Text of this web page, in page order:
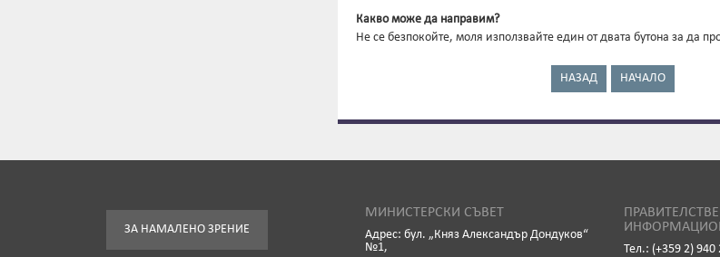
Какво може да направим?
Не се безпокойте, моля използвайте един от двата бутона за да
НАЗАД НАЧАЛО
ЗА НАМАЛЕНО ЗРЕНИЕ
МИНИСТЕРСКИ СЪВЕТ
Адрес: бул. „Княз Александър Дондуков“
№1,
Тел.: (+359 2) 940